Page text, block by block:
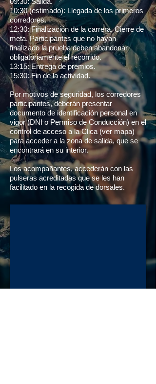
10:30 (estimado): Llegada de los primeros
corredores.
12:30: Finalización de la carrera. Cierre de
meta. Participantes que no hayan
finalizado la prueba deben abandonar
obligatoriamente el recorrido.
13:15: Entrega de premios.
15:30: Fin de la actividad.
Por motivos de seguridad, los corredores
participantes, deberán presentar
documento de identificación personal en
vigor (DNI o Permiso de Conducción) en el
control de acceso a la Clica (ver mapa)
para acceder a la zona de salida, que se
encontrará en su interior.
Los acompañantes, accederán con las
pulseras acreditadas que se les han
facilitado en la recogida de dorsales.